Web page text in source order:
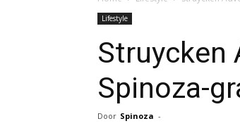
Lifestyle
Struycken
Spinoza-
Door Spinoza -